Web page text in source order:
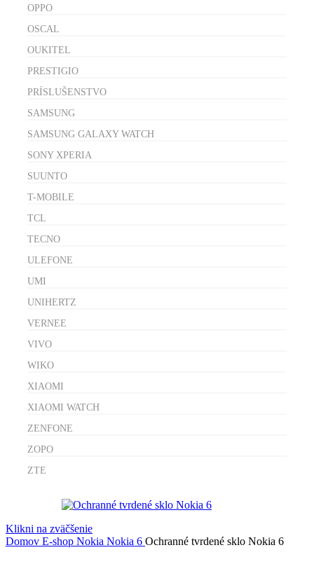
OPPO
OSCAL
OUKITEL
PRESTIGIO
PRÍSLUŠENSTVO
SAMSUNG
SAMSUNG GALAXY WATCH
SONY XPERIA
SUUNTO
T-MOBILE
TCL
TECNO
ULEFONE
UMI
UNIHERTZ
VERNEE
VIVO
WIKO
XIAOMI
XIAOMI WATCH
ZENFONE
ZOPO
ZTE
Klikni na zväčšenie
Domov E-shop Nokia Nokia 6 Ochranné tvrdené sklo Nokia 6